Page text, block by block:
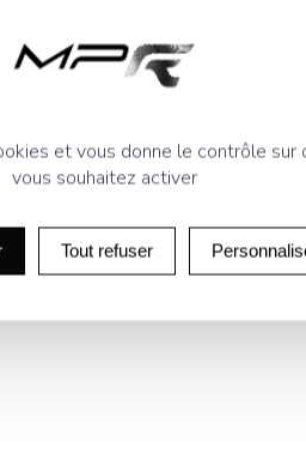
et vous donne le contrôle sur
vous souhaitez activer
Tout refuser